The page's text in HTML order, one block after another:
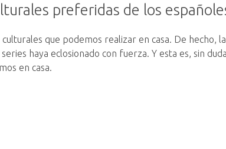
preferidas de los
culturales que podemos realizar en casa. De hecho, la
haya eclosionado con fuerza. Y esta es, sin
en casa.